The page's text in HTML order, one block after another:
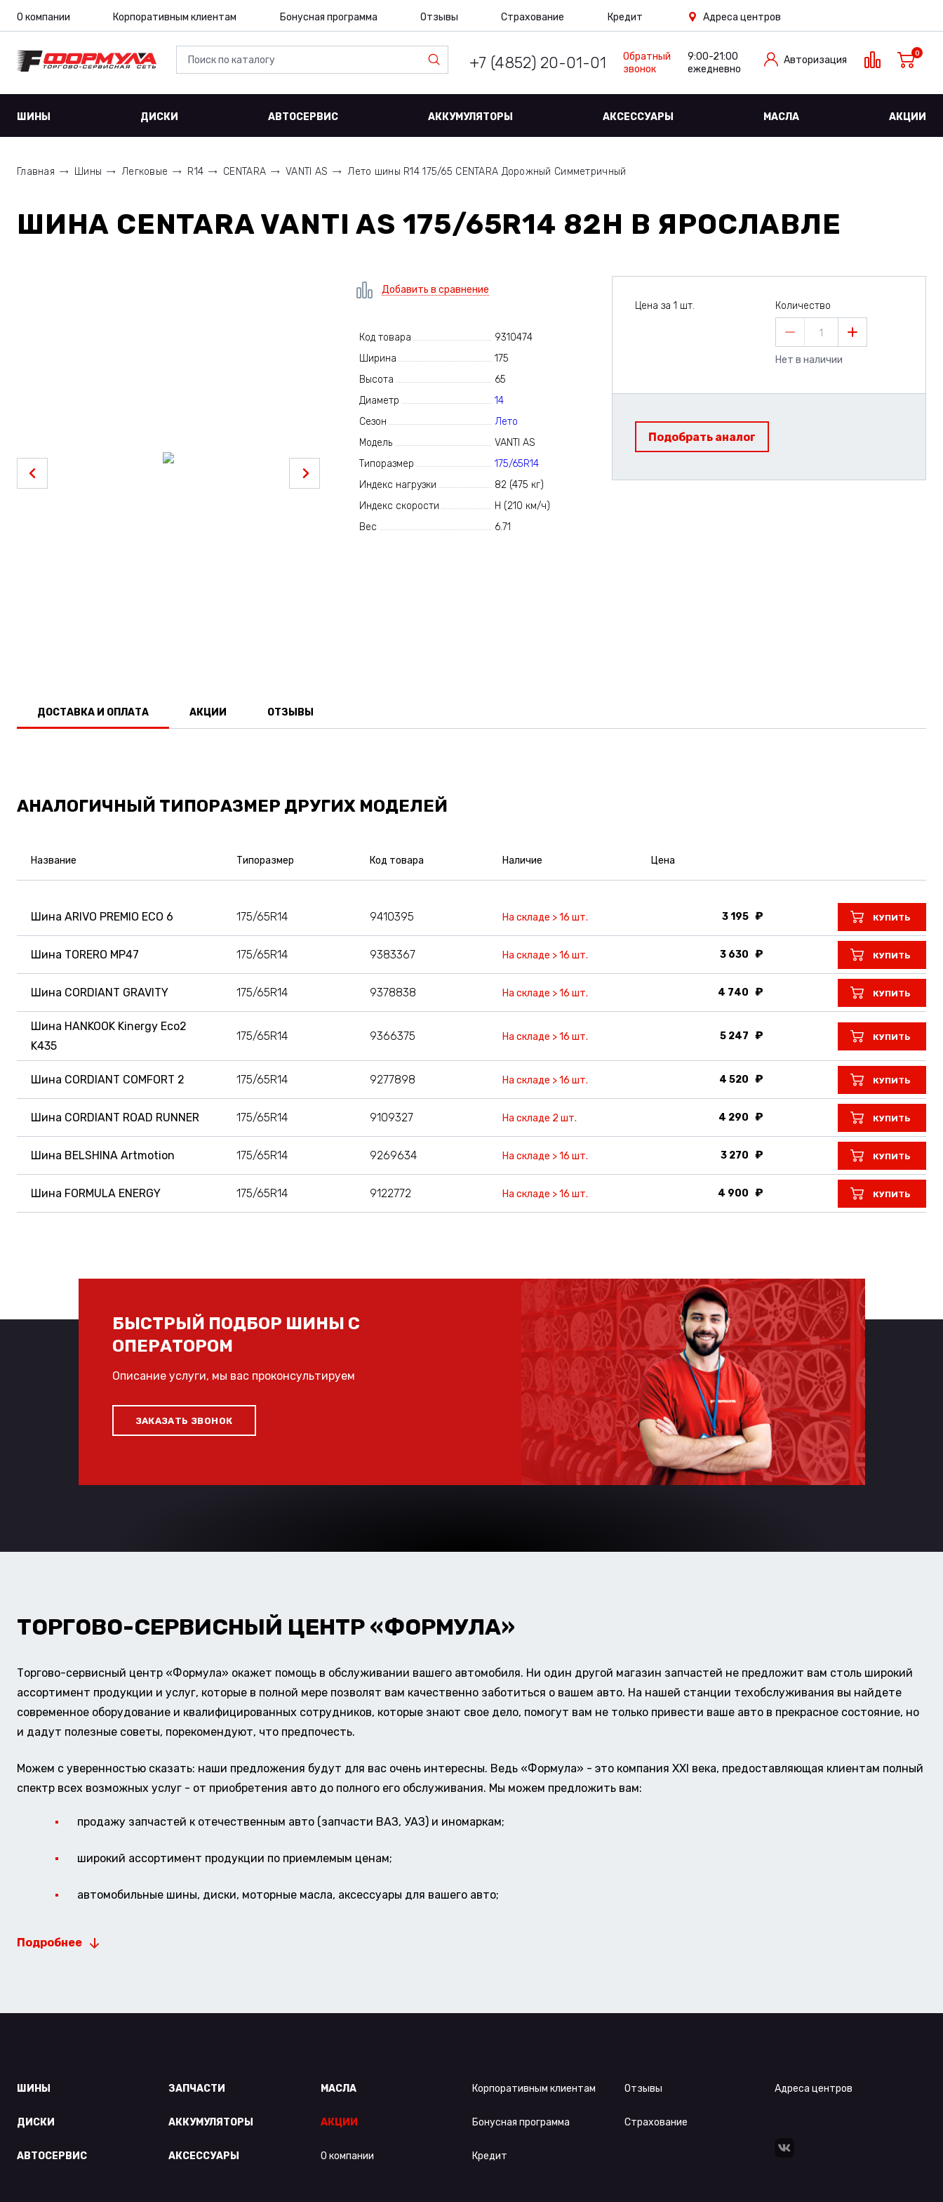
О компании Корпоративным клиентам Бонусная программа Отзывы Страхование Кредит Адреса центров
+7 (4852) 20-01-01
Обратный
звонок
9:00-21:00
ежедневно
Авторизация
0
ШИНЫ ДИСКИ АВТОСЕРВИС АККУМУЛЯТОРЫ АКСЕССУАРЫ МАСЛА АКЦИИ
Главная Шины Легковые R14 CENTARA VANTI AS Лето шины R14 175/65 CENTARA Дорожный Симметричный
ШИНА CENTARA VANTI AS 175/65R14 82H В ЯРОСЛАВЛЕ
Добавить в сравнение
Код товара
9310474
Ширина
175
Высота
65
Диаметр
14
Сезон
Лето
Модель
VANTI AS
Типоразмер
175/65R14
Индекс нагрузки
82 (475 кг)
Индекс скорости
H (210 км/ч)
Вес
6.71
Цена за 1 шт. Количество
1
Нет в наличии
Подобрать аналог
ДОСТАВКА И ОПЛАТА АКЦИИ ОТЗЫВЫ
АНАЛОГИЧНЫЙ ТИПОРАЗМЕР ДРУГИХ МОДЕЛЕЙ
Название Типоразмер Код товара Наличие Цена
Шина ARIVO PREMIO ECO 6 175/65R14 9410395 На складе > 16 шт. 3 195 КУПИТЬ
Шина TORERO MP47 175/65R14 9383367 На складе > 16 шт. 3 630 КУПИТЬ
Шина CORDIANT GRAVITY 175/65R14 9378838 На складе > 16 шт. 4 740 КУПИТЬ
Шина HANKOOK Kinergy Eco2
K435
175/65R14 9366375 На складе > 16 шт. 5 247 КУПИТЬ
Шина CORDIANT COMFORT 2 175/65R14 9277898 На складе > 16 шт. 4 520 КУПИТЬ
Шина CORDIANT ROAD RUNNER 175/65R14 9109327 На складе 2 шт. 4 290 КУПИТЬ
Шина BELSHINA Artmotion 175/65R14 9269634 На складе > 16 шт. 3 270 КУПИТЬ
Шина FORMULA ENERGY 175/65R14 9122772 На складе > 16 шт. 4 900 КУПИТЬ
БЫСТРЫЙ ПОДБОР ШИНЫ С
ОПЕРАТОРОМ
Описание услуги, мы вас проконсультируем
ЗАКАЗАТЬ ЗВОНОК
ТОРГОВО-СЕРВИСНЫЙ ЦЕНТР «ФОРМУЛА»
Торгово-сервисный центр «Формула» окажет помощь в обслуживании вашего автомобиля. Ни один другой магазин запчастей не предложит вам столь широкий
ассортимент продукции и услуг, которые в полной мере позволят вам качественно заботиться о вашем авто. На нашей станции техобслуживания вы найдете
современное оборудование и квалифицированных сотрудников, которые знают свое дело, помогут вам не только привести ваше авто в прекрасное состояние, но
и дадут полезные советы, порекомендуют, что предпочесть.
Можем с уверенностью сказать: наши предложения будут для вас очень интересны. Ведь «Формула» - это компания XXI века, предоставляющая клиентам полный
спектр всех возможных услуг - от приобретения авто до полного его обслуживания. Мы можем предложить вам:
продажу запчастей к отечественным авто (запчасти ВАЗ, УАЗ) и иномаркам;
широкий ассортимент продукции по приемлемым ценам;
автомобильные шины, диски, моторные масла, аксессуары для вашего авто;
Подробнее
ШИНЫ
ДИСКИ
АВТОСЕРВИС
ЗАПЧАСТИ
АККУМУЛЯТОРЫ
АКСЕССУАРЫ
МАСЛА
АКЦИИ
О компании
Корпоративным клиентам
Бонусная программа
Кредит
Отзывы
Страхование
Адреса центров